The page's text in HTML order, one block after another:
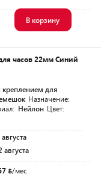
В корзину
часов 22мм Синий
креплением для
Назначение:
Нейлон Цвет:
августа
/мес